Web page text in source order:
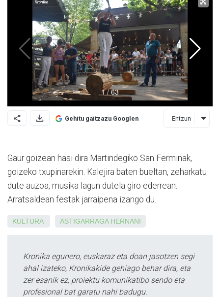
Gehitu gaitzazu Googlen Entzun
Gaur goizean hasi dira Martindegiko San Ferminak,
goizeko txupinarekin. Kalejira baten bueltan, zeharkatu
dute auzoa, musika lagun dutela giro ederrean.
Arratsaldean festak jarraipena izango du.
KULTURA ASTIGARRAGA HERNANI
Kronika egunero, euskaraz eta doan jasotzen segi
ahal izateko, Kronikakide gehiago behar dira, eta
zer esanik ez, proiektu komunikatibo sendo eta
profesional bat garatu nahi badugu.